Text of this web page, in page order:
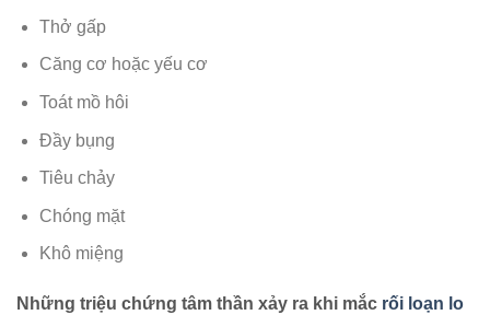
Thở gấp
Căng cơ hoặc yếu cơ
Toát mồ hôi
Đầy bụng
Tiêu chảy
Chóng mặt
Khô miệng
Những triệu chứng tâm thần xảy ra khi mắc rối loạn lo